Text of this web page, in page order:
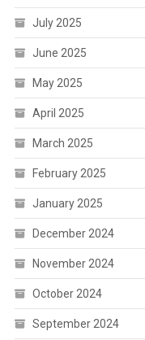
July 2025
June 2025
May 2025
April 2025
March 2025
February 2025
January 2025
December 2024
November 2024
October 2024
September 2024